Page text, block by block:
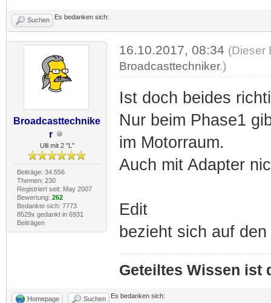
Suchen Es bedanken sich:
Broadcasttechnike
r
Ulli mit 2 "L"
Beiträge: 34.556
Themen: 230
Registriert seit: May 2007
Bewertung: 262
Bedankte sich: 7773
8529x gedankt in 6931
Beiträgen
16.10.2017, 08:34 (Dieser
Broadcasttechniker.)
Ist doch beides
Nur beim Phase1
im Motorraum.
Auch mit Adapter
Edit
bezieht sich auf
Geteiltes Wissen ist
Homepage Suchen Es bedanken sich: